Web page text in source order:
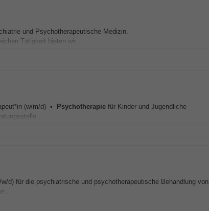
und Psychotherapeutische Medizin.
Tätigkeit bieten wir...
(w/m/d) • Psychotherapie für Kinder und Jugendliche
d) für die psychiatrische und psychotherapeutische Behandlung von